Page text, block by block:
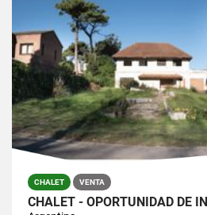
CHALET VENTA
CHALET - OPORTUNIDAD DE